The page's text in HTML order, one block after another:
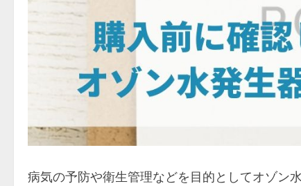
病気の予防や衛生管理などを目的としてオゾン